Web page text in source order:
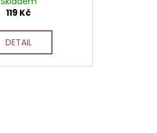
119 Kč
DETAIL